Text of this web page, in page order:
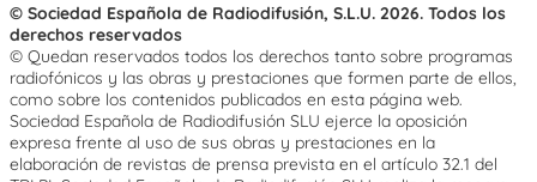
© Sociedad Española de Radiodifusión, S.L.U. 2026. Todos los
derechos reservados
© Quedan reservados todos los derechos tanto sobre programas
radiofónicos y las obras y prestaciones que formen parte de ellos,
como sobre los contenidos publicados en esta página web.
Sociedad Española de Radiodifusión SLU ejerce la oposición
expresa frente al uso de sus obras y prestaciones en la
elaboración de revistas de prensa prevista en el artículo 32.1 del